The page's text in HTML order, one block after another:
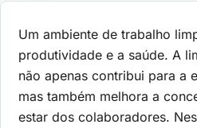
Um ambiente de trabalho
produtividade e a saúde. A
não apenas contribui para a
mas também melhora a
estar dos colaboradores.